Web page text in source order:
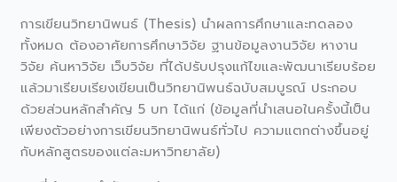
การเขียนวิทยานิพนธ์ (Thesis) นำผลการศึกษาและทดลอง
ทั้งหมด ต้องอาศัยการศึกษาวิจัย ฐานข้อมูลงานวิจัย หางาน
วิจัย ค้นหาวิจัย เว็บวิจัย ที่ได้ปรับปรุงแก้ไขและพัฒนาเรียบร้อย
แล้วมาเรียบเรียงเขียนเป็นวิทยานิพนธ์ฉบับสมบูรณ์ ประกอบ
ด้วยส่วนหลักสำคัญ 5 บท ได้แก่ (ข้อมูลที่นำเสนอในครั้งนี้เป็น
เพียงตัวอย่างการเขียนวิทยานิพนธ์ทั่วไป ความแตกต่างขึ้นอยู่
กับหลักสูตรของแต่ละมหาวิทยาลัย)